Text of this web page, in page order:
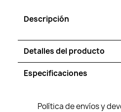
Descripción
Detalles del producto
Especificaciones
Política de envíos y